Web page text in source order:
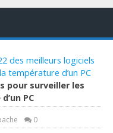
des meilleurs logiciels
température d’un PC
pour surveiller les
PC
0